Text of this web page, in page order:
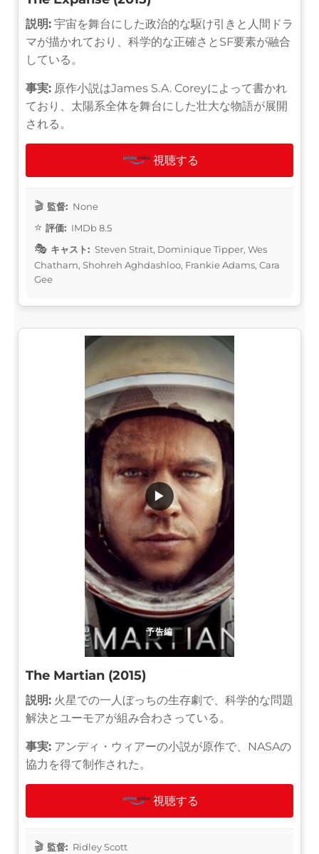
説明: 宇宙を舞台にした政治的な駆け引きと人間ドラ
マが描かれており、科学的な正確さとSF要素が融合
している。
事実: 原作小説はJames S.A. Coreyによって書かれ
ており、太陽系全体を舞台にした壮大な物語が展開
される。
視聴する
監督: None
評価: IMDb 8.5
キャスト: Steven Strait, Dominique Tipper, Wes
Chatham, Shohreh Aghdashloo, Frankie Adams, Cara
Gee
予告編
▶
The Martian (2015)
説明: 火星での一人ぼっちの生存劇で、科学的な問題
解決とユーモアが組み合わさっている。
事実: アンディ・ウィアーの小説が原作で、NASAの
協力を得て制作された。
視聴する
監督: Ridley Scott